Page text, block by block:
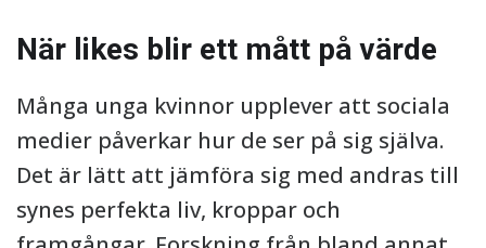
När likes blir ett mått på värde
Många unga kvinnor upplever att sociala
medier påverkar hur de ser på sig själva.
Det är lätt att jämföra sig med andras till
synes perfekta liv, kroppar och